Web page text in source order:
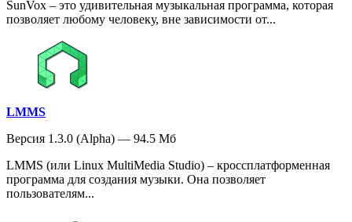
SunVox – это удивительная музыкальная программа, которая
позволяет любому человеку, вне зависимости от...
LMMS
Версия 1.3.0 (Alpha) — 94.5 Мб
LMMS (или Linux MultiMedia Studio) – кроссплатформенная
программа для создания музыки. Она позволяет
пользователям...